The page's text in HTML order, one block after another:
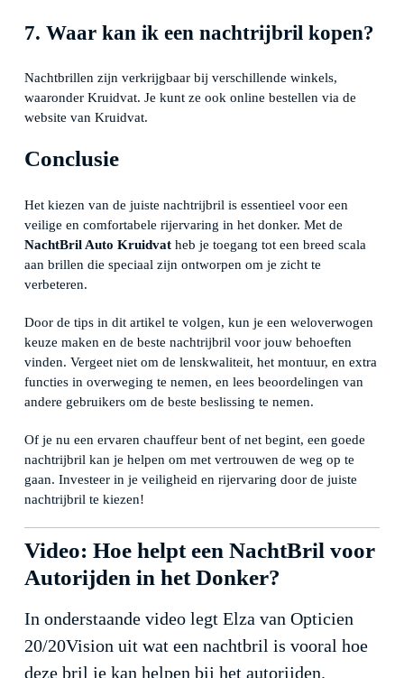
7. Waar kan ik een nachtrijbril kopen?
Nachtbrillen zijn verkrijgbaar bij verschillende winkels,
waaronder Kruidvat. Je kunt ze ook online bestellen via de
website van Kruidvat.
Conclusie
Het kiezen van de juiste nachtrijbril is essentieel voor een
veilige en comfortabele rijervaring in het donker. Met de
NachtBril Auto Kruidvat heb je toegang tot een breed scala
aan brillen die speciaal zijn ontworpen om je zicht te
verbeteren.
Door de tips in dit artikel te volgen, kun je een weloverwogen
keuze maken en de beste nachtrijbril voor jouw behoeften
vinden. Vergeet niet om de lenskwaliteit, het montuur, en extra
functies in overweging te nemen, en lees beoordelingen van
andere gebruikers om de beste beslissing te nemen.
Of je nu een ervaren chauffeur bent of net begint, een goede
nachtrijbril kan je helpen om met vertrouwen de weg op te
gaan. Investeer in je veiligheid en rijervaring door de juiste
nachtrijbril te kiezen!
Video: Hoe helpt een NachtBril voor
Autorijden in het Donker?
In onderstaande video legt Elza van Opticien
20/20Vision uit wat een nachtbril is vooral hoe
deze bril je kan helpen bij het autorijden.